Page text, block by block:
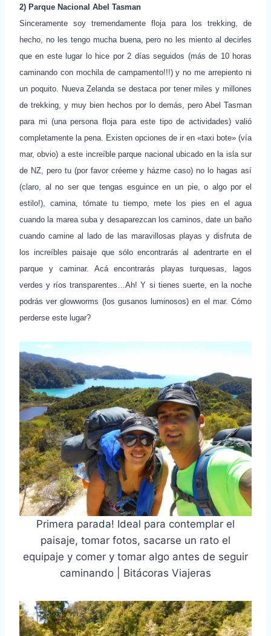
2) Parque Nacional Abel Tasman
Sinceramente soy tremendamente floja para los trekking, de
hecho, no les tengo mucha buena, pero no les miento al decirles
que en este lugar lo hice por 2 días seguidos (más de 10 horas
caminando con mochila de campamento!!!) y no me arrepiento ni
un poquito. Nueva Zelanda se destaca por tener miles y millones
de trekking, y muy bien hechos por lo demás, pero Abel Tasman
para mi (una persona floja para este tipo de actividades) valió
completamente la pena. Existen opciones de ir en «taxi bote» (vía
mar, obvio) a este increíble parque nacional ubicado en la isla sur
de NZ, pero tu (por favor créeme y házme caso) no lo hagas así
(claro, al no ser que tengas esguince en un pie, o algo por el
estilo!), camina, tómate tu tiempo, mete los pies en el agua
cuando la marea suba y desaparezcan los caminos, date un baño
cuando camine al lado de las maravillosas playas y disfruta de
los increíbles paisaje que sólo encontrarás al adentrarte en el
parque y caminar. Acá encontrarás playas turquesas, lagos
verdes y ríos transparentes…Ah! Y si tienes suerte, en la noche
podrás ver glowworms (los gusanos luminosos) en el mar. Cómo
perderse este lugar?
Primera parada! Ideal para contemplar el
paisaje, tomar fotos, sacarse un rato el
equipaje y comer y tomar algo antes de seguir
caminando | Bitácoras Viajeras